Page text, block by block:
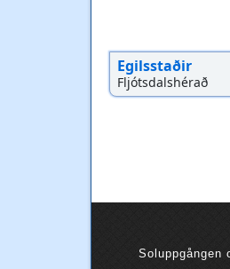
Egilsstaðir
Fljótsdalshérað
Soluppgången